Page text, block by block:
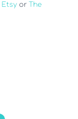
Etsy or
The